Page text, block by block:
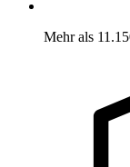
Mehr als